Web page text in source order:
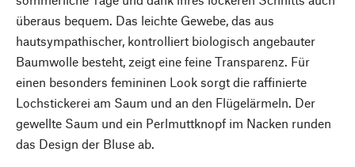
überaus bequem. Das leichte Gewebe, das aus
hautsympathischer, kontrolliert biologisch angebauter
Baumwolle besteht, zeigt eine feine Transparenz. Für
einen besonders femininen Look sorgt die raffinierte
Lochstickerei am Saum und an den Flügelärmeln. Der
gewellte Saum und ein Perlmuttknopf im Nacken runden
das Design der Bluse ab.